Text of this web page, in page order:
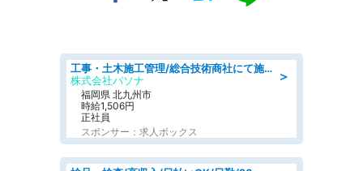
＞
工事・土木施工管理/総合技術商社にて施工管理のお仕事/即日勤務可/車通勤可/工事・土木施工管理/生産・品質管理
株式会社パソナ
福岡県 北九州市
時給1,506円
正社員
スポンサー：求人ボックス